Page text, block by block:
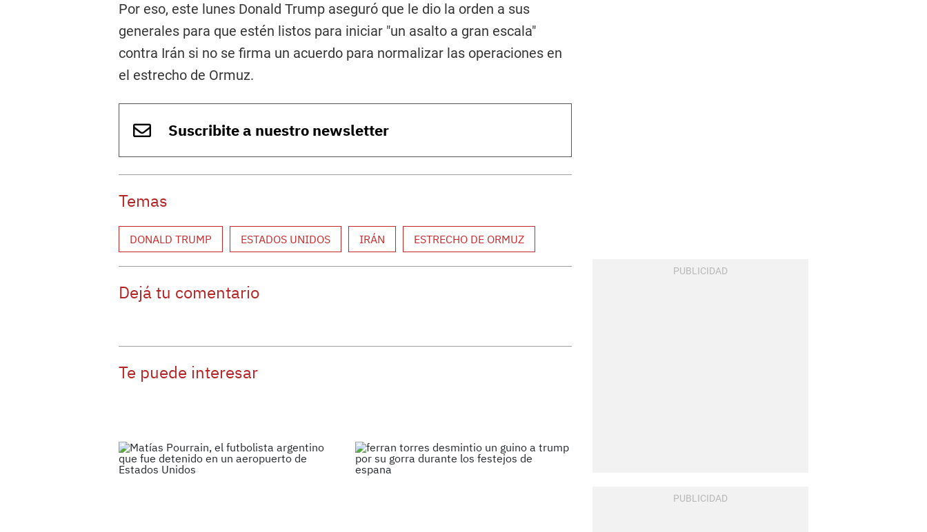
Por eso, este lunes Donald Trump aseguró que le dio la orden a sus
generales para que estén listos para iniciar "un asalto a gran escala"
contra Irán si no se firma un acuerdo para normalizar las operaciones en
el estrecho de Ormuz.
Suscribite a nuestro newsletter
Temas
DONALD TRUMP ESTADOS UNIDOS IRÁN ESTRECHO DE ORMUZ
Dejá tu comentario
Te puede interesar